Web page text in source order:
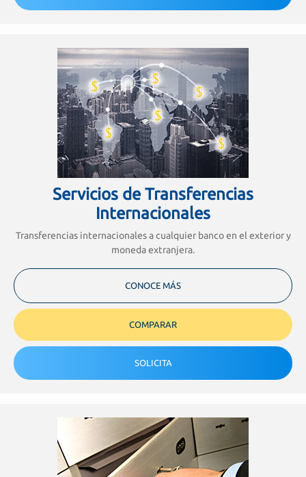
Servicios de Transferencias
Internacionales
Transferencias internacionales a cualquier banco en el exterior y
moneda extranjera.
CONOCE MÁS
COMPARAR
SOLICITA